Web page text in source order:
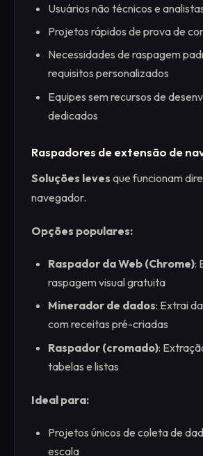
Usuários não técnicos e
Projetos rápidos de prova de
Necessidades de raspagem
requisitos personalizados
Equipes sem recursos de
dedicados
Raspadores de extensão de
Soluções leves que funcionam
navegador.
Opções populares:
Raspador da Web (Chrome):
raspagem visual gratuita
Minerador de dados: Extrai
com receitas pré-criadas
Raspador (cromado):
tabelas e listas
Ideal para:
Projetos únicos de coleta de
escala